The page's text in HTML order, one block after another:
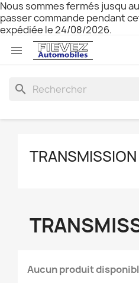
Nous sommes fermés jusqu
passer commande pendant
expédiée le 24/08/2026.

search
TRANSMISSION
Aucun produit